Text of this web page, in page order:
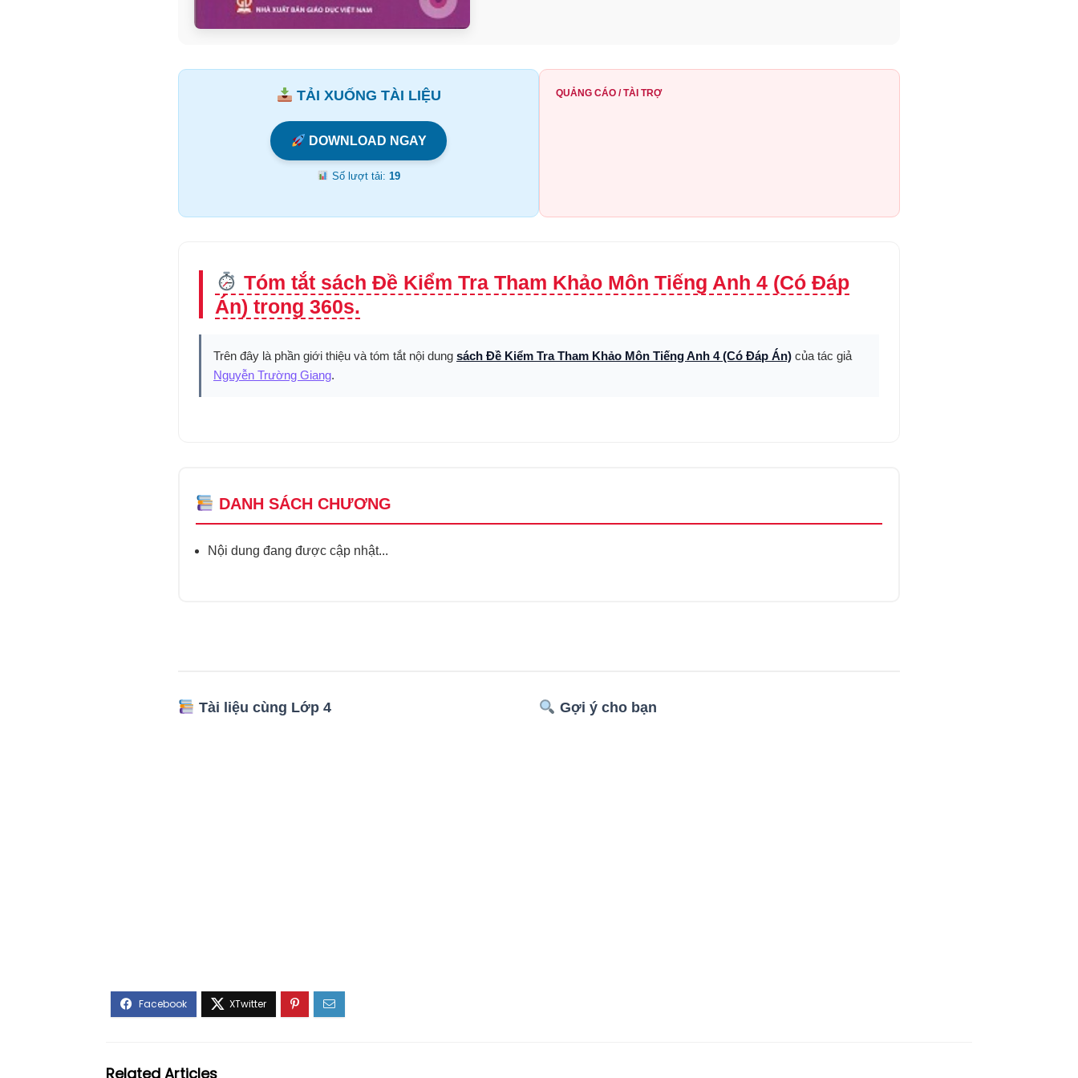
TẢI XUỐNG TÀI LIỆU
DOWNLOAD NGAY
Số lượt tải: 19
QUẢNG CÁO / TÀI TRỢ
Tóm tắt sách Đề Kiểm Tra Tham Khảo Môn Tiếng Anh 4 (Có Đáp
Án) trong 360s.
Trên đây là phần giới thiệu và tóm tắt nội dung sách Đề Kiểm Tra Tham Khảo Môn Tiếng Anh 4 (Có Đáp Án) của tác giả
Nguyễn Trường Giang.
DANH SÁCH CHƯƠNG
Nội dung đang được cập nhật...
Tài liệu cùng Lớp 4 Gợi ý cho bạn
Related Articles